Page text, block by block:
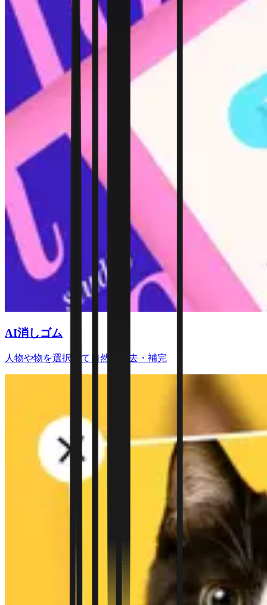
AI消しゴム
人物や物を選択して自然に消去・補完